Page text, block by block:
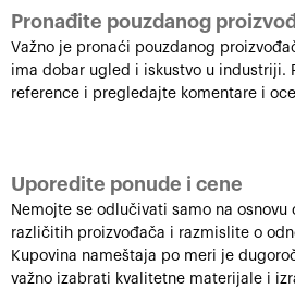
Pronađite pouzdanog
Važno je pronaći pouzdanog
ima dobar ugled i iskustvo u industriji.
reference i pregledajte komentare i
Uporedite ponude i cene
Nemojte se odlučivati samo na
različitih proizvođača i razmislite o
Kupovina nameštaja po meri je
važno izabrati kvalitetne materijale i